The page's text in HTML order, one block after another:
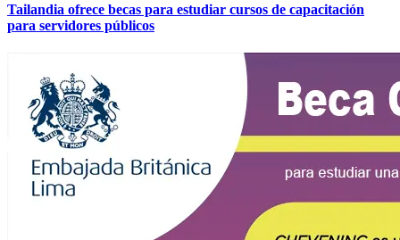
Tailandia ofrece becas para estudiar cursos de capacitación
para servidores públicos